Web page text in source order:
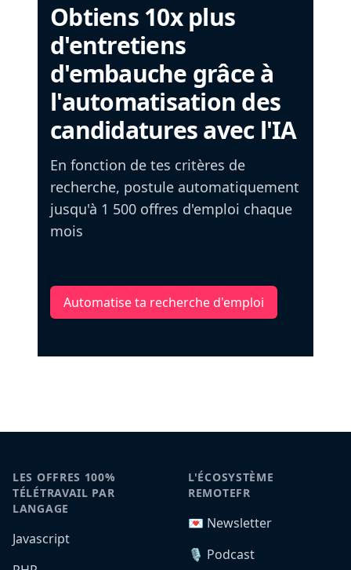
Obtiens 10x plus
d'entretiens
d'embauche grâce à
l'automatisation des
candidatures avec l'IA
En fonction de tes critères de
recherche, postule automatiquement
jusqu'à 1 500 offres d'emploi chaque
mois
Automatise ta recherche d'emploi
LES OFFRES 100%
TÉLÉTRAVAIL PAR
LANGAGE
Javascript
L'ÉCOSYSTÈME
REMOTEFR
💌 Newsletter
🎙️ Podcast